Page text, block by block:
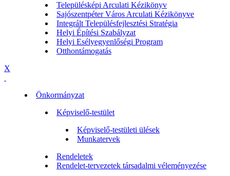
Településképi Arculati Kézikönyv
Sajószentpéter Város Arculati Kézikönyve
Integrált Településfejlesztési Stratégia
Helyi Építési Szabályzat
Helyi Esélyegyenlőségi Program
Otthontámogatás
X
Önkormányzat
Képviselő-testület
Képviselő-testületi ülések
Munkatervek
Rendeletek
Rendelet-tervezetek társadalmi véleményezése